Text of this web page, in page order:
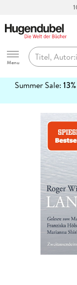
Hugendubel
Menu
Summer Sale:
erfahren